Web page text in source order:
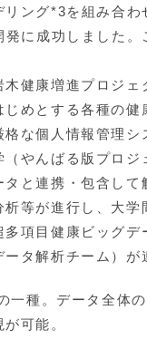
ング*3を組み合
発に成功しました
健康増進プロジェ
めとする各種の
な個人情報管理
（やんばる版プロ
タと連携・包含し
等が進行し、大
項目健康ビッグデ
タ解析チーム）が
一種。データ全体
可能。